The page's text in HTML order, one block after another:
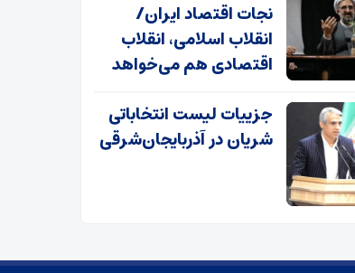
نجات اقتصاد ایران/
انقلاب اسلامی، انقلاب
اقتصادی هم می‌خواهد
جزییات لیست انتخاباتی
شریان در آذربایجان‌شرقی